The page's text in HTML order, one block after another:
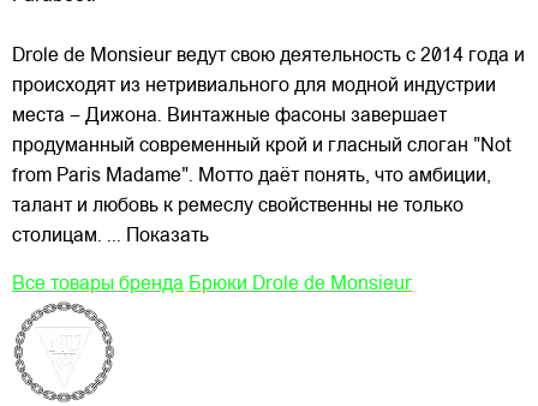
Drole de Monsieur ведут свою деятельность с 2014 года и
происходят из нетривиального для модной индустрии
места – Дижона. Винтажные фасоны завершает
продуманный современный крой и гласный слоган "Not
from Paris Madame". Мотто даёт понять, что амбиции,
талант и любовь к ремеслу свойственны не только
столицам. ... Показать
Все товары бренда Брюки Drole de Monsieur